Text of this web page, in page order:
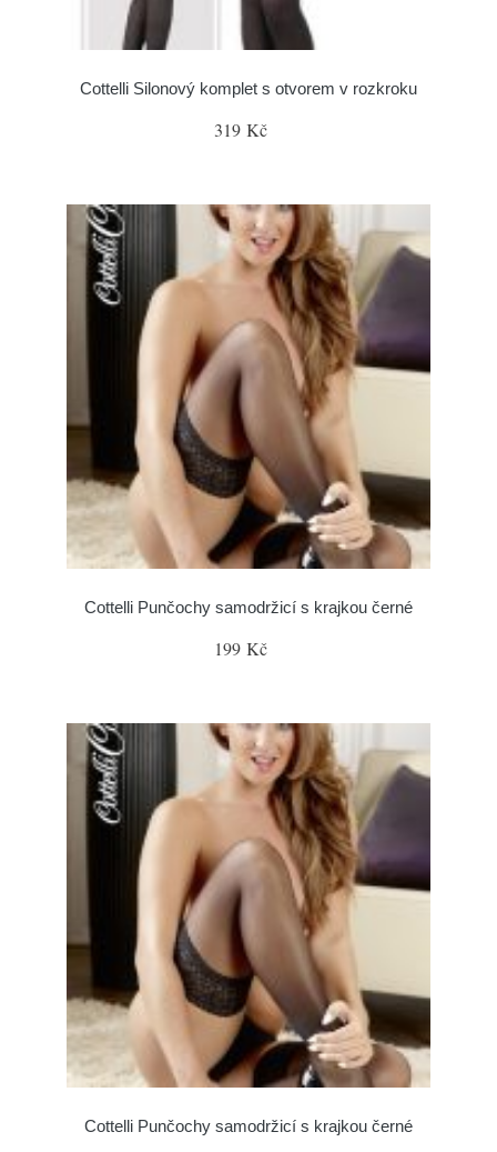
Cottelli Silonový komplet s otvorem v rozkroku
319 Kč
Cottelli Punčochy samodržicí s krajkou černé
199 Kč
Cottelli Punčochy samodržicí s krajkou černé